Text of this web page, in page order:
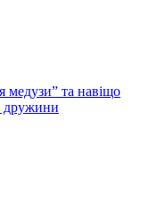
медузи” та навіщо
дружини